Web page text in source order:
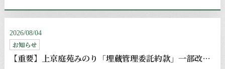
2026/08/04
お知らせ
【重要】上京庭苑みのり「埋蔵管理委託約款」一部改定のお知らせ